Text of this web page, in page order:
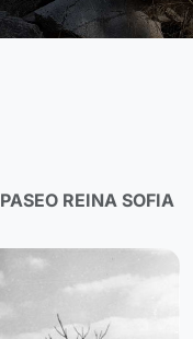
PASEO REINA SOFIA